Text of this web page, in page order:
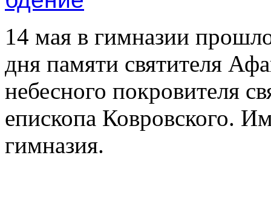
14 мая в гимназии
дня памяти святителя
небесного покровителя
епископа Ковровского.
гимназия.